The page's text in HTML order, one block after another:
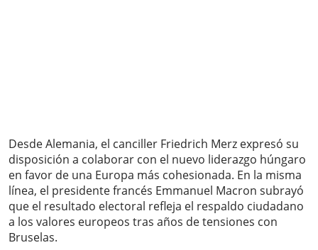
Desde Alemania, el canciller Friedrich Merz expresó su
disposición a colaborar con el nuevo liderazgo húngaro
en favor de una Europa más cohesionada. En la misma
línea, el presidente francés Emmanuel Macron subrayó
que el resultado electoral refleja el respaldo ciudadano
a los valores europeos tras años de tensiones con
Bruselas.